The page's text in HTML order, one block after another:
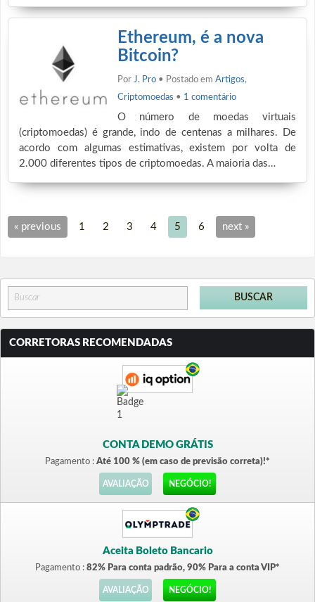
Ethereum, é a nova
Bitcoin?
Por J. Pro • Postado em Artigos,
Criptomoedas • 1 comentário
O número de moedas virtuais
(criptomoedas) é grande, indo de centenas a milhares. De
acordo com algumas estimativas, existem por volta de
2.000 diferentes tipos de criptomoedas. A maioria das…
« previous 1 2 3 4 5 6 next »
CORRETORAS RECOMENDADAS
CONTA DEMO GRÁTIS
Pagamento : Até 100 % (em caso de previsão correta)!*
AVALIAÇÃO NEGÓCIO!
Aceita Boleto Bancario
Pagamento : 82% Para conta padrão, 90% Para a conta VIP*
AVALIAÇÃO NEGÓCIO!